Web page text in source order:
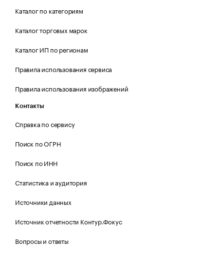
Каталог по категориям
Каталог торговых марок
Каталог ИП по регионам
Правила использования сервиса
Правила использования изображений
Контакты
Справка по сервису
Поиск по ОГРН
Поиск по ИНН
Статистика и аудитория
Источники данных
Источник отчетности Контур.Фокус
Вопросы и ответы